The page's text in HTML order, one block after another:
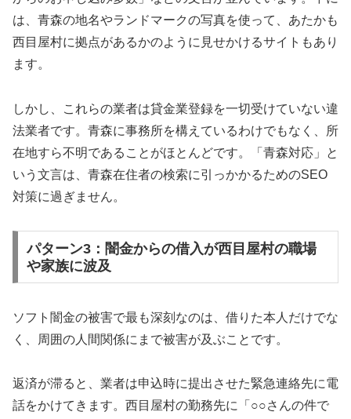
は、青森の地名やランドマークの写真を使って、あたかも
西目屋村に拠点があるかのように見せかけるサイトもあり
ます。
しかし、これらの業者は貸金業登録を一切受けていない違
法業者です。青森に事務所を構えているわけでもなく、所
在地すら不明であることがほとんどです。「青森対応」と
いう文言は、青森在住者の検索に引っかかるためのSEO
対策に過ぎません。
パターン3：闇金からの借入が西目屋村の職場
や家族に波及
ソフト闇金の被害で最も深刻なのは、借りた本人だけでな
く、周囲の人間関係にまで被害が及ぶことです。
返済が滞ると、業者は申込時に提出させた緊急連絡先に電
話をかけてきます。西目屋村の勤務先に「○○さんの件で